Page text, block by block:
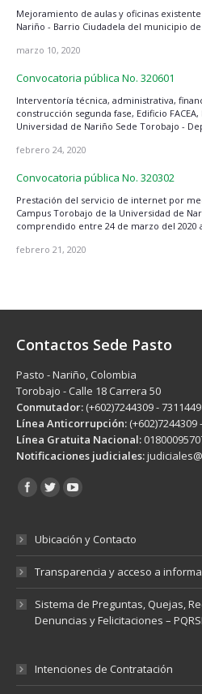
Mejoramiento de aulas y oficinas
Nariño - Barrio Ciudadela del municipio
marzo 10, 2020
Convocatoria pública No. 320601
Interventoría técnica, administrativa,
construcción segunda fase, Edificio
Universidad de Nariño Sede Torobajo -
febrero 24, 2020
Convocatoria pública No. 320302
Prestación del servicio de internet por
Campus Torobajo de la Universidad de
comprendido entre 24 de marzo del 2020
febrero 21, 2020
Contactos Sede Pasto
Pasto - Nariño, Colombia
Torobajo - Calle 18 Carrera 50
Conmutador: (+602)7244309 -
Línea Anticorrupción: (+602)7244309
Línea Gratuita Nacional:
Notificaciones judiciales:
Encuéntranos en:
Ubicación y Contacto
Transparencia y acceso a
Sistema de Preguntas, Quejas,
Denuncias y Felicitaciones –
Intenciones de Contratación